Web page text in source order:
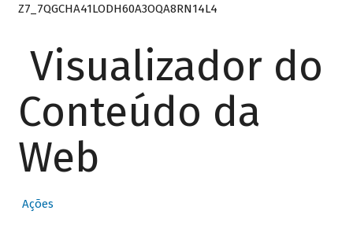
Z7_7QGCHA41LODH60A3OQA8RN14L4
Visualizador do
Conteúdo da
Web
Ações